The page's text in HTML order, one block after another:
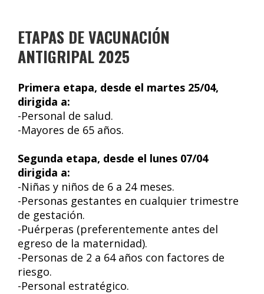
ETAPAS DE VACUNACIÓN
ANTIGRIPAL 2025
Primera etapa, desde el martes 25/04,
dirigida a:
-Personal de salud.
-Mayores de 65 años.
Segunda etapa, desde el lunes 07/04
dirigida a:
-Niñas y niños de 6 a 24 meses.
-Personas gestantes en cualquier trimestre
de gestación.
-Puérperas (preferentemente antes del
egreso de la maternidad).
-Personas de 2 a 64 años con factores de
riesgo.
-Personal estratégico.